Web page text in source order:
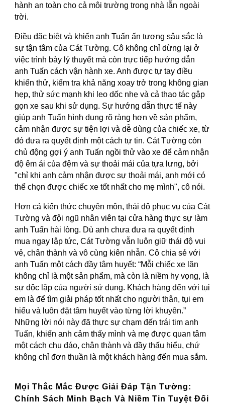
hành an toàn cho cả môi trường trong nhà lẫn ngoài
trời.
Điều đặc biệt và khiến anh Tuấn ấn tượng sâu sắc là
sự tận tâm của Cát Tường. Cô không chỉ dừng lại ở
việc trình bày lý thuyết mà còn trực tiếp hướng dẫn
anh Tuấn cách vận hành xe. Anh được tự tay điều
khiển thử, kiểm tra khả năng xoay trở trong không gian
hẹp, thử sức mạnh khi leo dốc nhẹ và cả thao tác gập
gọn xe sau khi sử dụng. Sự hướng dẫn thực tế này
giúp anh Tuấn hình dung rõ ràng hơn về sản phẩm,
cảm nhận được sự tiện lợi và dễ dùng của chiếc xe, từ
đó đưa ra quyết định một cách tự tin. Cát Tường còn
chủ động gợi ý anh Tuấn ngồi thử vào xe để cảm nhận
độ êm ái của đệm và sự thoải mái của tựa lưng, bởi
"chỉ khi anh cảm nhận được sự thoải mái, anh mới có
thể chọn được chiếc xe tốt nhất cho mẹ mình", cô nói.
Hơn cả kiến thức chuyên môn, thái độ phục vụ của Cát
Tường và đội ngũ nhân viên tại cửa hàng thực sự làm
anh Tuấn hài lòng. Dù anh chưa đưa ra quyết định
mua ngay lập tức, Cát Tường vẫn luôn giữ thái độ vui
vẻ, chân thành và vô cùng kiên nhẫn. Cô chia sẻ với
anh Tuấn một cách đầy tâm huyết: “Mỗi chiếc xe lăn
không chỉ là một sản phẩm, mà còn là niềm hy vọng, là
sự độc lập của người sử dụng. Khách hàng đến với tụi
em là để tìm giải pháp tốt nhất cho người thân, tụi em
hiểu và luôn đặt tâm huyết vào từng lời khuyên.”
Những lời nói này đã thực sự chạm đến trái tim anh
Tuấn, khiến anh cảm thấy mình và mẹ được quan tâm
một cách chu đáo, chân thành và đầy thấu hiểu, chứ
không chỉ đơn thuần là một khách hàng đến mua sắm.
Mọi Thắc Mắc Được Giải Đáp Tận Tường:
Chính Sách Minh Bạch Và Niềm Tin Tuyệt Đối